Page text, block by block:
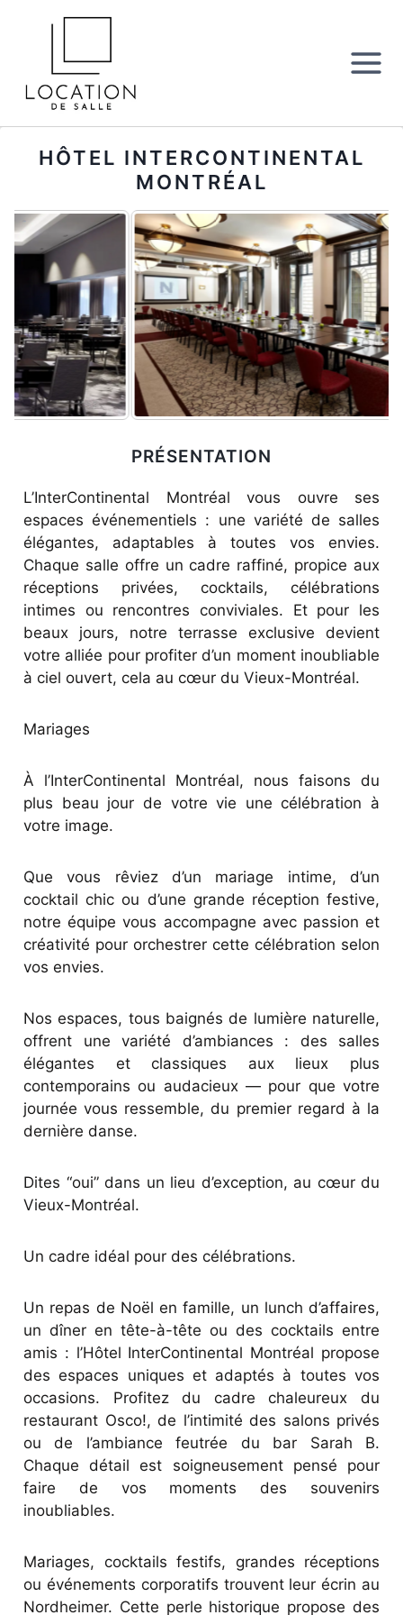
HÔTEL INTERCONTINENTAL
MONTRÉAL
PRÉSENTATION
L’InterContinental Montréal vous ouvre ses
espaces événementiels : une variété de salles
élégantes, adaptables à toutes vos envies.
Chaque salle offre un cadre raffiné, propice aux
réceptions privées, cocktails, célébrations
intimes ou rencontres conviviales. Et pour les
beaux jours, notre terrasse exclusive devient
votre alliée pour profiter d’un moment inoubliable
à ciel ouvert, cela au cœur du Vieux-Montréal.
Mariages
À l’InterContinental Montréal, nous faisons du
plus beau jour de votre vie une célébration à
votre image.
Que vous rêviez d’un mariage intime, d’un
cocktail chic ou d’une grande réception festive,
notre équipe vous accompagne avec passion et
créativité pour orchestrer cette célébration selon
vos envies.
Nos espaces, tous baignés de lumière naturelle,
offrent une variété d’ambiances : des salles
élégantes et classiques aux lieux plus
contemporains ou audacieux — pour que votre
journée vous ressemble, du premier regard à la
dernière danse.
Dites “oui” dans un lieu d’exception, au cœur du
Vieux-Montréal.
Un cadre idéal pour des célébrations.
Un repas de Noël en famille, un lunch d’affaires,
un dîner en tête-à-tête ou des cocktails entre
amis : l’Hôtel InterContinental Montréal propose
des espaces uniques et adaptés à toutes vos
occasions. Profitez du cadre chaleureux du
restaurant Osco!, de l’intimité des salons privés
ou de l’ambiance feutrée du bar Sarah B.
Chaque détail est soigneusement pensé pour
faire de vos moments des souvenirs
inoubliables.
Mariages, cocktails festifs, grandes réceptions
ou événements corporatifs trouvent leur écrin au
Nordheimer. Cette perle historique propose des